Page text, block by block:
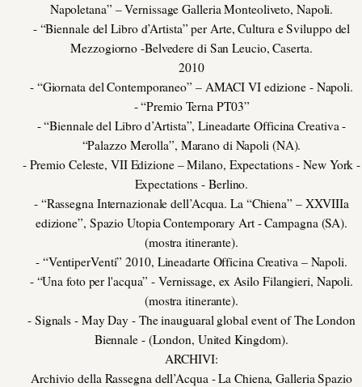
Napoletana” – Vernissage Galleria Monteoliveto, Napoli.
- “Biennale del Libro d’Artista” per Arte, Cultura e Sviluppo del
Mezzogiorno -Belvedere di San Leucio, Caserta.
2010
- “Giornata del Contemporaneo” – AMACI VI edizione - Napoli.
- “Premio Terna PT03”
- “Biennale del Libro d’Artista”, Lineadarte Officina Creativa -
“Palazzo Merolla”, Marano di Napoli (NA).
- Premio Celeste, VII Edizione – Milano, Expectations - New York -
Expectations - Berlino.
- “Rassegna Internazionale dell’Acqua. La “Chiena” – XXVIIIa
edizione”, Spazio Utopia Contemporary Art - Campagna (SA).
(mostra itinerante).
- “VentiperVenti” 2010, Lineadarte Officina Creativa – Napoli.
- “Una foto per l'acqua” - Vernissage, ex Asilo Filangieri, Napoli.
(mostra itinerante).
- Signals - May Day - The inauguaral global event of The London
Biennale - (London, United Kingdom).
ARCHIVI:
Archivio della Rassegna dell’Acqua - La Chiena, Galleria Spazio